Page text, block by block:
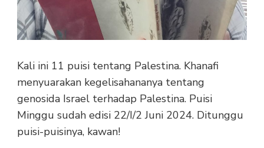
Kali ini 11 puisi tentang Palestina. Khanafi
menyuarakan kegelisahananya tentang
genosida Israel terhadap Palestina. Puisi
Minggu sudah edisi 22/I/2 Juni 2024. Ditunggu
puisi-puisinya, kawan!